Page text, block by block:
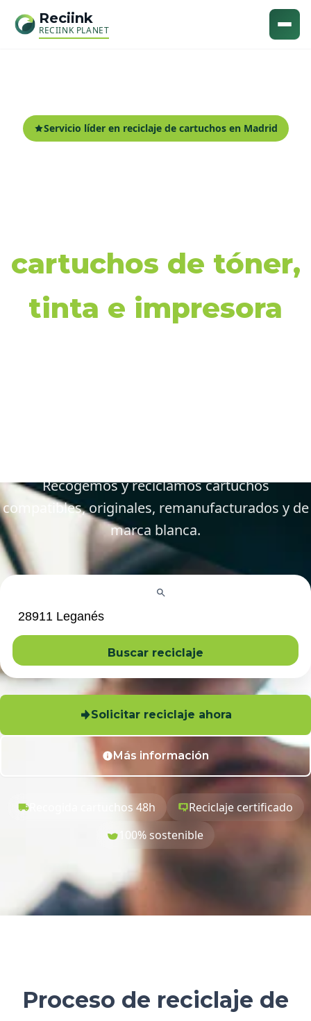
Reciink
RECIINK PLANET
Servicio líder en reciclaje de cartuchos en Madrid
cartuchos de tóner,
tinta e impresora
Recogemos y reciclamos cartuchos
compatibles, originales, remanufacturados y de
marca blanca.
Buscar reciclaje
Solicitar reciclaje ahora
Más información
Recogida cartuchos 48h
Reciclaje certificado
100% sostenible
Proceso de reciclaje de